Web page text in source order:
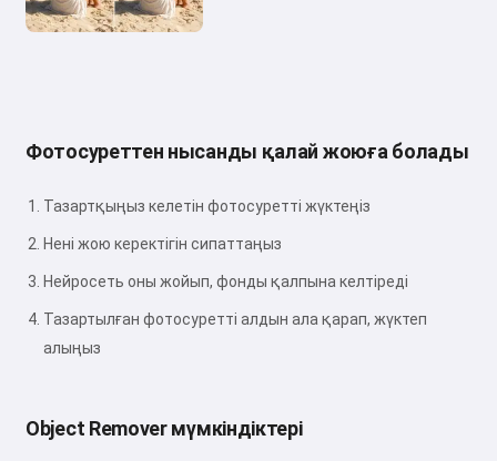
Фотосуреттен нысанды қалай жоюға болады
Тазартқыңыз келетін фотосуретті жүктеңіз
Нені жою керектігін сипаттаңыз
Нейросеть оны жойып, фонды қалпына келтіреді
Тазартылған фотосуретті алдын ала қарап, жүктеп
алыңыз
Object Remover мүмкіндіктері